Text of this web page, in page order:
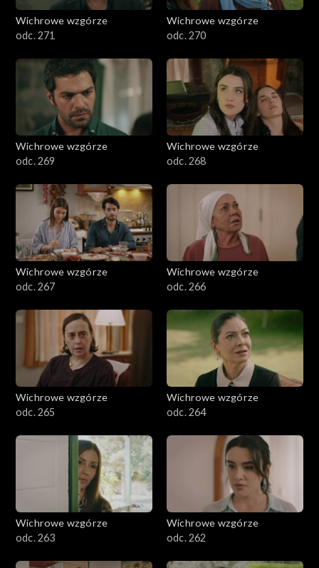
Wichrowe wzgórze
odc. 271
Wichrowe wzgórze
odc. 270
Wichrowe wzgórze
odc. 269
Wichrowe wzgórze
odc. 268
Wichrowe wzgórze
odc. 267
Wichrowe wzgórze
odc. 266
Wichrowe wzgórze
odc. 265
Wichrowe wzgórze
odc. 264
Wichrowe wzgórze
odc. 263
Wichrowe wzgórze
odc. 262